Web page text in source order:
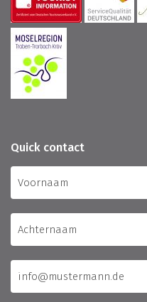
Quick contact